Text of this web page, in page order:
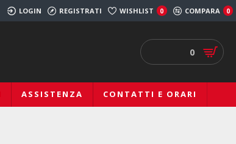
LOGIN REGISTRATI WISHLIST 0 COMPARA 0
0
ASSISTENZA CONTATTI E ORARI